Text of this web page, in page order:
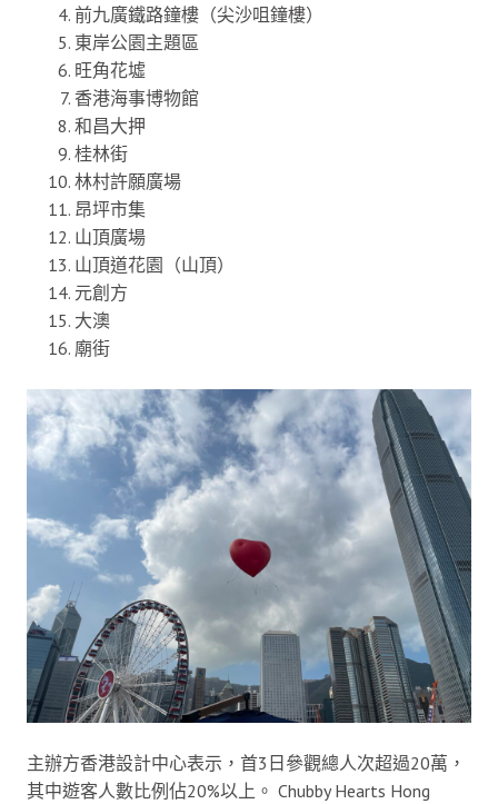
前九廣鐵路鐘樓（尖沙咀鐘樓）
東岸公園主題區
旺角花墟
香港海事博物館
和昌大押
桂林街
林村許願廣場
昂坪市集
山頂廣場
山頂道花園（山頂）
元創方
大澳
廟街
主辦方香港設計中心表示，首3日參觀總人次超過20萬，
其中遊客人數比例佔20%以上。 Chubby Hearts Hong